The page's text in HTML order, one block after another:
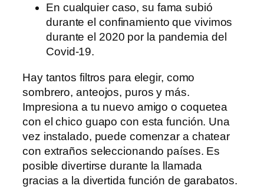
En cualquier caso, su fama subió
durante el confinamiento que vivimos
durante el 2020 por la pandemia del
Covid-19.
Hay tantos filtros para elegir, como
sombrero, anteojos, puros y más.
Impresiona a tu nuevo amigo o coquetea
con el chico guapo con esta función. Una
vez instalado, puede comenzar a chatear
con extraños seleccionando países. Es
posible divertirse durante la llamada
gracias a la divertida función de garabatos.